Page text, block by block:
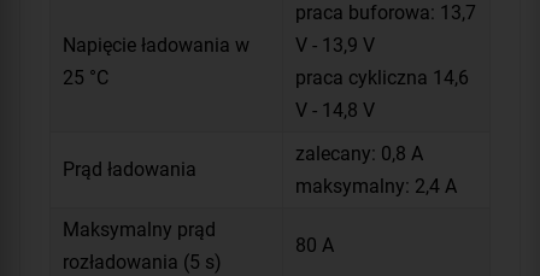
Napięcie ładowania w
25 °C
praca buforowa: 13,7
V - 13,9 V
praca cykliczna 14,6
V - 14,8 V
Prąd ładowania
zalecany: 0,8 A
maksymalny: 2,4 A
Maksymalny prąd
rozładowania (5 s)
80 A